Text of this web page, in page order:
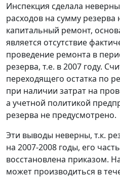
Инспекция сделала
расходов на сумму
капитальный ремонт,
является отсутствие
проведение ремонта в
резерва, т.е. в 2007 году.
переходящего остатка по
при наличии затрат на
а учетной политикой
резерва не предусмотрено.
Эти выводы неверны, т.к.
на 2007-2008 годы, его
восстановлена приказом.
может производиться в